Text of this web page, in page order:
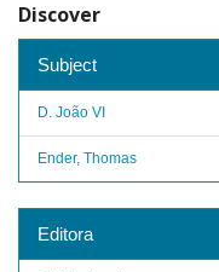
Discover
Subject
D. João VI
Ender, Thomas
Editora